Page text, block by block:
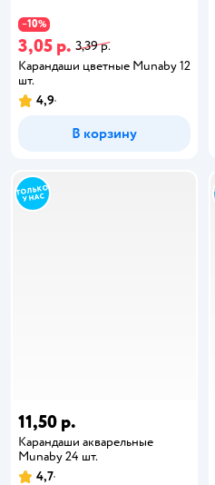
−10%
3,05 р. 3,39 р.
Карандаши цветные Munaby 12
шт.
4,9
В корзину
11,50 р.
Карандаши акварельные
Munaby 24 шт.
4,7